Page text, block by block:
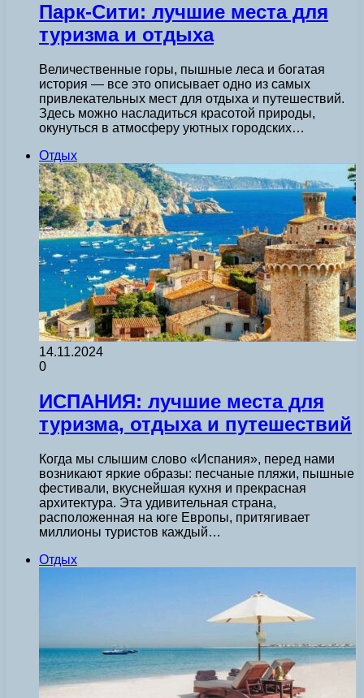
Парк-Сити: лучшие места для
туризма и отдыха
Величественные горы, пышные леса и богатая
история — все это описывает одно из самых
привлекательных мест для отдыха и путешествий.
Здесь можно насладиться красотой природы,
окунуться в атмосферу уютных городских…
Отдых
14.11.2024
0
ИСПАНИЯ: лучшие места для
туризма, отдыха и путешествий
Когда мы слышим слово «Испания», перед нами
возникают яркие образы: песчаные пляжи, пышные
фестивали, вкуснейшая кухня и прекрасная
архитектура. Эта удивительная страна,
расположенная на юге Европы, притягивает
миллионы туристов каждый…
Отдых